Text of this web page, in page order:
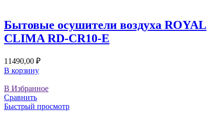
Бытовые осушители воздуха ROYAL
CLIMA RD-CR10-E
11490,00 ₽
В корзину
В Избранное
Сравнить
Быстрый просмотр